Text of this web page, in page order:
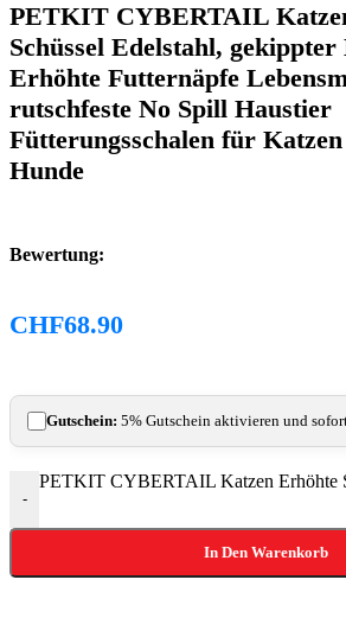
PETKIT CYBERTAIL
Schüssel Edelstahl,
Erhöhte Futternäpfe
rutschfeste No Spill Haustier
Fütterungsschalen für
Hunde
Bewertung:
CHF68.90
Gutschein: 5% Gutschein aktivieren und
-
PETKIT CYBERTAIL Katzen Erhöhte
In Den Warenkorb